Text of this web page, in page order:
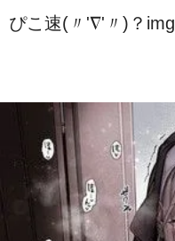
ぴこ速(〃'∇'〃)？img